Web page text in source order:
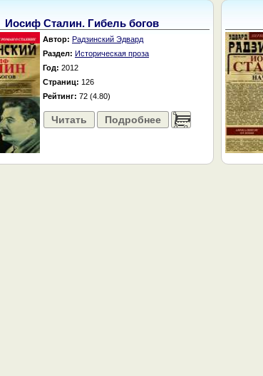
Иосиф Сталин. Гибель богов
Автор: Радзинский Эдвард
Раздел: Историческая проза
Год: 2012
Страниц: 126
Рейтинг: 72 (4.80)
Читать Подробнее ......